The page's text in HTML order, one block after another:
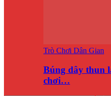
Trò Chơi Dân Gian
Búng dây thun
chơi…